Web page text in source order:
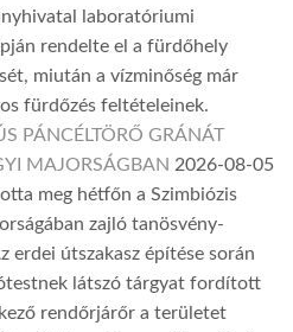
laboratóriumi
rendelte el a fürdőhely
miután a vízminőség már
fürdőzés feltételeinek.
PÁNCÉLTÖRŐ GRÁNÁT
MAJORSÁGBAN 2026-08-05
meg hétfőn a Szimbiózis
zajló tanösvény-
erdei útszakasz építése során
látszó tárgyat fordított
rendőrjárőr a területet